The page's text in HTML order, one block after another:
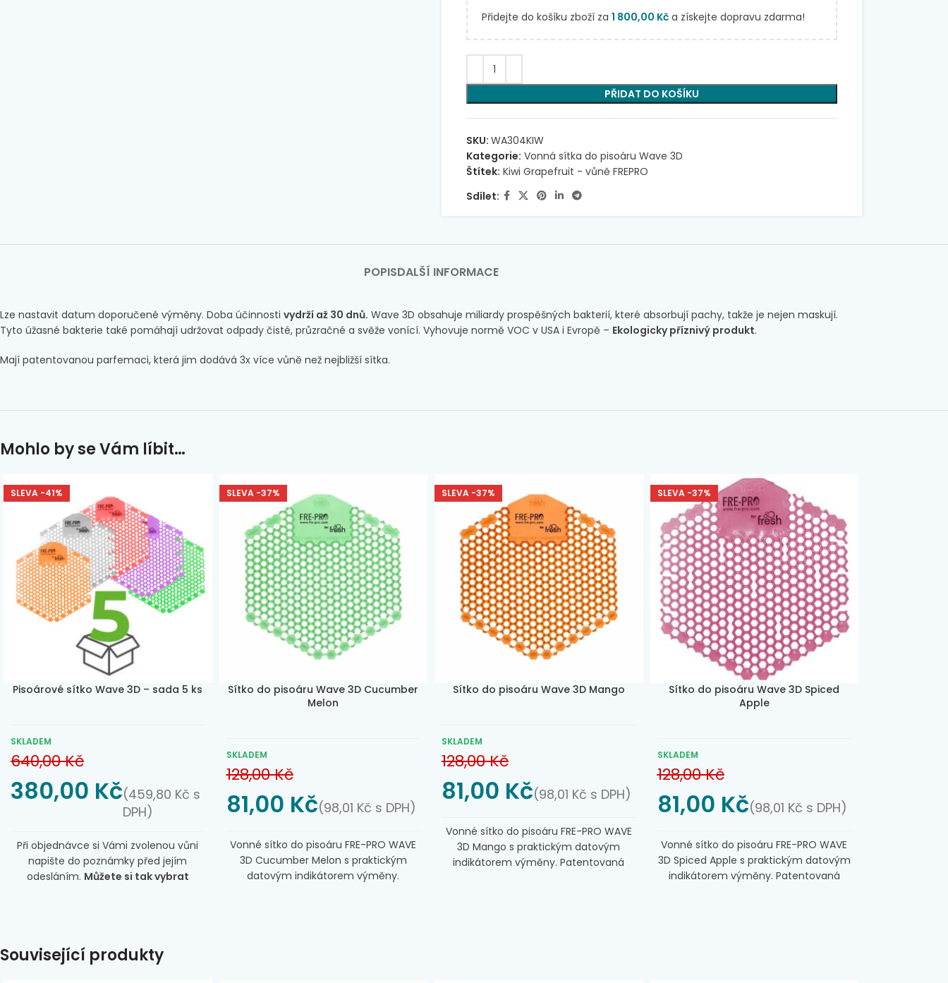
Přidejte do košíku zboží za 1 800,00 Kča získejte dopravu zdarma!
PŘIDAT DO KOŠÍKU
SKU: WA304KIW
Kategorie: Vonná sítka do pisoáru Wave 3D
Štítek: Kiwi Grapefruit - vůně FREPRO
Sdílet:
POPISDALŠÍ INFORMACE
Lze nastavit datum doporučené výměny. Doba účinnosti vydrží až 30 dnů. Wave 3D obsahuje miliardy prospěšných bakterií, které absorbují pachy, takže je nejen maskují.
Tyto úžasné bakterie také pomáhají udržovat odpady čisté, průzračné a svěže vonící. Vyhovuje normě VOC v USA i Evropě – Ekologicky příznivý produkt.
Mají patentovanou parfemaci, která jim dodává 3x více vůně než nejbližší sítka.
Mohlo by se Vám líbit…
SLEVA -41%
Pisoárové sítko Wave 3D – sada 5 ks
SKLADEM
640,00Kč
380,00 Kč(459,80 Kč s
DPH)
Při objednávce si Vámi zvolenou vůni
napište do poznámky před jejím
odesláním. Můžete si tak vybrat
nevyberete, zašleme je dle našeho
výběru nejprodávanějších vůní.
SLEVA -37%
Sítko do pisoáru Wave 3D Cucumber
Melon
SKLADEM
128,00Kč
81,00 Kč(98,01 Kč s DPH)
Vonné sítko do pisoáru FRE-PRO WAVE
3D Cucumber Melon s praktickým
datovým indikátorem výměny.
SLEVA -37%
Sítko do pisoáru Wave 3D Mango
SKLADEM
128,00Kč
81,00 Kč(98,01 Kč s DPH)
Vonné sítko do pisoáru FRE-PRO WAVE
3D Mango s praktickým datovým
indikátorem výměny. Patentovaná
SLEVA -37%
Sítko do pisoáru Wave 3D Spiced
Apple
SKLADEM
128,00Kč
81,00 Kč(98,01 Kč s DPH)
Vonné sítko do pisoáru FRE-PRO WAVE
3D Spiced Apple s praktickým datovým
indikátorem výměny. Patentovaná
Související produkty